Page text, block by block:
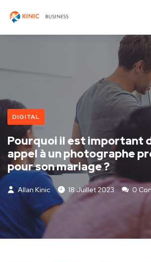
DIGITAL
Pourquoi il est important
appel à un photographe
pour son mariage ?
Allan Kinic 18 Juillet 2023
0